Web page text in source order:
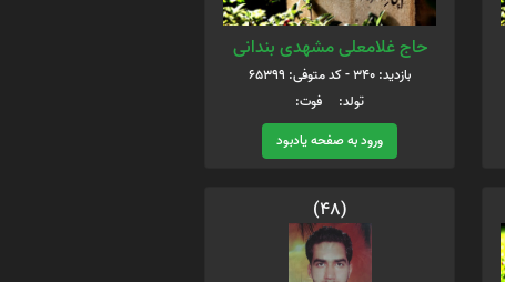
حاج غلامعلی مشهدی بندانی
بازدید: 340 - کد متوفی: 65399
تولد: فوت:
ورود به صفحه یادبود
(48)